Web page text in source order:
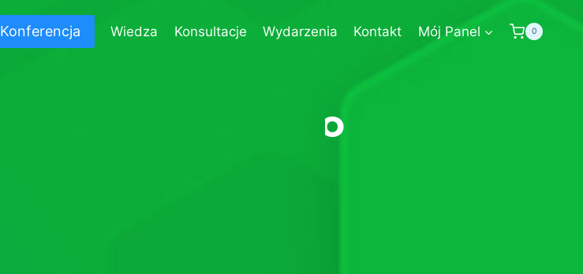
Konferencja Wiedza Konsultacje Wydarzenia Kontakt Mój Panel 0